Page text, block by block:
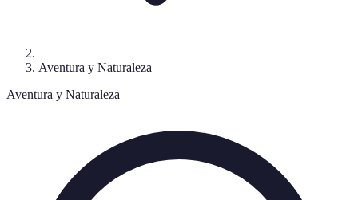
Aventura y Naturaleza
Aventura y Naturaleza